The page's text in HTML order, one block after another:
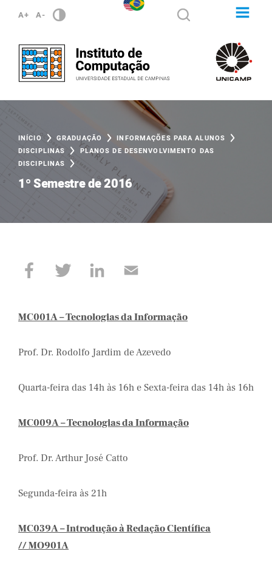
A+ A-
INÍCIO GRADUAÇÃO
INFORMAÇÕES PARA ALUNOS
DISCIPLINAS
PLANOS DE DESENVOLVIMENTO DAS
DISCIPLINAS
1º Semestre de 2016
MC001A – Tecnologias da Informação
Prof. Dr. Rodolfo Jardim de Azevedo
Quarta-feira das 14h às 16h e Sexta-feira das 14h às 16h
MC009A – Tecnologias da Informação
Prof. Dr. Arthur José Catto
Segunda-feira às 21h
MC039A – Introdução à Redação Científica
// MO901A